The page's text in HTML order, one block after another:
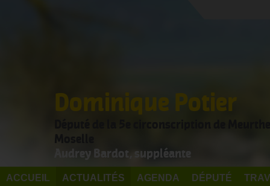
Dominique Potier
Audrey Bardot, suppléante
ACCUEIL ACTUALITÉS AGENDA DÉPUTÉ